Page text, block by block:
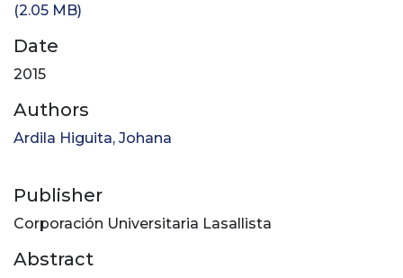
(2.05 MB)
Date
2015
Authors
Ardila Higuita, Johana
Publisher
Corporación Universitaria Lasallista
Abstract